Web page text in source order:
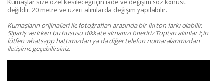
Kumaşlar size özel kesileceği için iade ve değişim söz konusu
değildir. 20 metre ve üzeri alımlarda değişim yapılabilir.
Kumaşların orijinalleri ile fotoğrafları arasında bir-iki ton farkı olabilir.
Sipariş verirken bu hususu dikkate almanızı öneririz.Toptan alımlar için
lütfen whatsapp hattımızdan ya da diğer telefon numaralarımızdan
iletişime geçebilirsiniz.